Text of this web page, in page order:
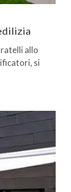
allo
si